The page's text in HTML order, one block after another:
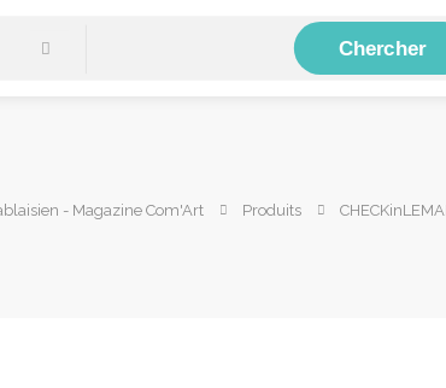
Chercher
- Magazine Com'Art Produits